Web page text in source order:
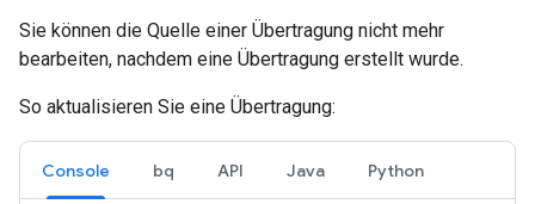
Sie können die Quelle einer Übertragung nicht mehr
bearbeiten, nachdem eine Übertragung erstellt wurde.
So aktualisieren Sie eine Übertragung:
Console bq API Java Python